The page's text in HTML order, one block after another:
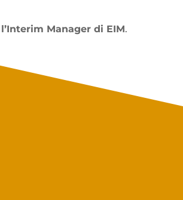
Manager di EIM.